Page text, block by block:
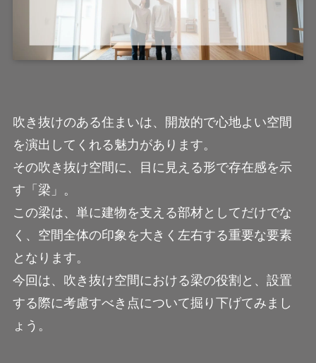
吹き抜けのある住まいは、開放的で心地よい空間
を演出してくれる魅力があります。
その吹き抜け空間に、目に見える形で存在感を示
す「梁」。
この梁は、単に建物を支える部材としてだけでな
く、空間全体の印象を大きく左右する重要な要素
となります。
今回は、吹き抜け空間における梁の役割と、設置
する際に考慮すべき点について掘り下げてみまし
ょう。